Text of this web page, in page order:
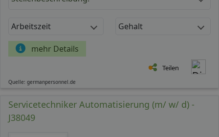
Arbeitszeit Gehalt
mehr Details
Teilen
Quelle: germanpersonnel.de
Servicetechniker Automatisierung (m/ w/ d) -
J38049